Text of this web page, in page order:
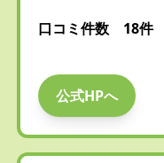
口コミ件数 18件
公式HPへ